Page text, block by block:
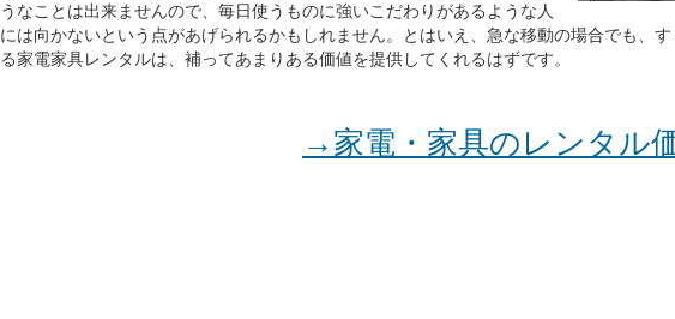
うなことは出来ませんので、毎日使うものに強いこだわりがあるような人
には向かないという点があげられるかもしれません。とはいえ、急な移動の場合でも、
る家電家具レンタルは、補ってあまりある価値を提供してくれるはずです。
→家電・家具のレンタル